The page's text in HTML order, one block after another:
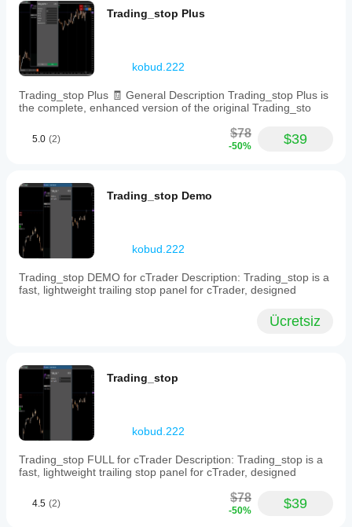
📉 Dönüş & Salınım ticareti:
R S (Dönüş Gücü)
🔗
cTrader Store’daki tam koleksiyona göz atın:
👉 kobud.222’den daha fazlasını görün
📩 Sorular? Öneriler? İndirim?
Profilimde iletişim: Robikobud
Trading_stop Plus
kobud.222
Trading_stop Plus 🧾 General Description Trading_stop Plus is
the complete, enhanced version of the original Trading_sto
5.0 (2) $78
-50% $39
Trading_stop Demo
kobud.222
Trading_stop DEMO for cTrader Description: Trading_stop is a
fast, lightweight trailing stop panel for cTrader, designed
Ücretsiz
Trading_stop
kobud.222
Trading_stop FULL for cTrader Description: Trading_stop is a
fast, lightweight trailing stop panel for cTrader, designed
4.5 (2) $78
-50% $39